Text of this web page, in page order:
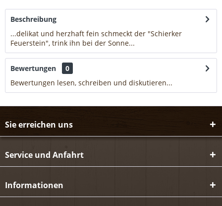
Beschreibung
...delikat und herzhaft fein schmeckt der "Schierker
Feuerstein", trink ihn bei der Sonne...
Bewertungen
0
Bewertungen lesen, schreiben und diskutieren...
Sie erreichen uns
Service und Anfahrt
Informationen